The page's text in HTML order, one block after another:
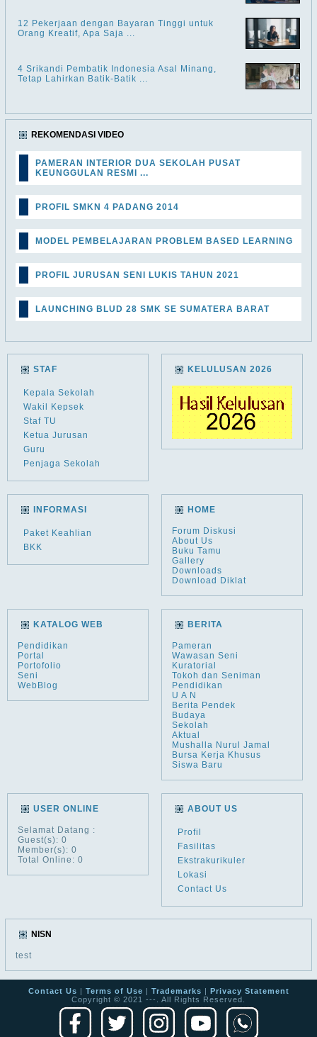
12 Pekerjaan dengan Bayaran Tinggi untuk
Orang Kreatif, Apa Saja ...
4 Srikandi Pembatik Indonesia Asal Minang,
Tetap Lahirkan Batik-Batik ...
REKOMENDASI VIDEO
PAMERAN INTERIOR DUA SEKOLAH PUSAT
KEUNGGULAN RESMI ...
PROFIL SMKN 4 PADANG 2014
MODEL PEMBELAJARAN PROBLEM BASED LEARNING
PROFIL JURUSAN SENI LUKIS TAHUN 2021
LAUNCHING BLUD 28 SMK SE SUMATERA BARAT
STAF
Kepala Sekolah
Wakil Kepsek
Staf TU
Ketua Jurusan
Guru
Penjaga Sekolah
KELULUSAN 2026
INFORMASI
Paket Keahlian
BKK
HOME
Forum Diskusi
About Us
Buku Tamu
Gallery
Downloads
Download Diklat
KATALOG WEB
Pendidikan
Portal
Portofolio
Seni
WebBlog
BERITA
Pameran
Wawasan Seni
Kuratorial
Tokoh dan Seniman
Pendidikan
U A N
Berita Pendek
Budaya
Sekolah
Aktual
Mushalla Nurul Jamal
Bursa Kerja Khusus
Siswa Baru
USER ONLINE
Selamat Datang :
Guest(s): 0
Member(s): 0
Total Online: 0
ABOUT US
Profil
Fasilitas
Ekstrakurikuler
Lokasi
Contact Us
NISN
test
Contact Us | Terms of Use | Trademarks | Privacy Statement
Copyright © 2021 ---. All Rights Reserved.